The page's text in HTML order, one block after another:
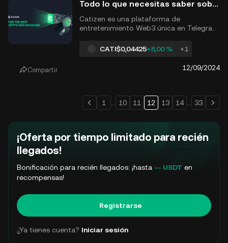
Todo lo que necesitas saber sobre la tokenomía, la utilidad del token y la hoja de ruta de Catizen (CATI)
Catizen es una plataforma de
entretenimiento Web3 única en Telegram
el mundo descentralizado de la
tecnología blockchain. En el corazón de
esta plataforma se encuentra el token
CATI, un componente clave diseñado
CATI$0,04425+8,00 % +1
Compartir 12/09/2024
1 10 11 12 13 14 33
¡Oferta por tiempo limitado para recién
llegados!
Bonificación para recién llegados: ¡hasta -- USDT en
recompensas!
Registrarse
¿Ya tienes cuenta? Iniciar sesión